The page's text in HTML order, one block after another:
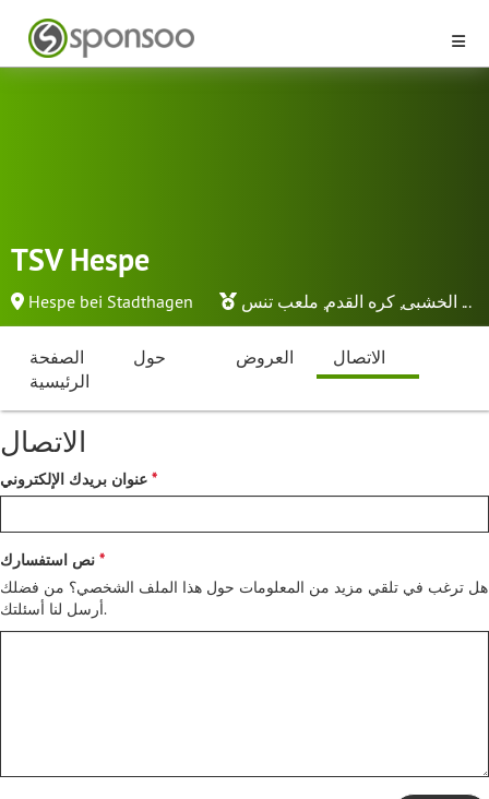
TSV Hespe
Hespe bei Stadthagen الخشبى, كره القدم, ملعب تنس ...
الصفحة
الرئيسية
حول العروض الاتصال
الاتصال
عنوان بريدك الإلكتروني
نص استفسارك
هل ترغب في تلقي مزيد من المعلومات حول هذا الملف الشخصي؟ من فضلك
أرسل لنا أسئلتك.